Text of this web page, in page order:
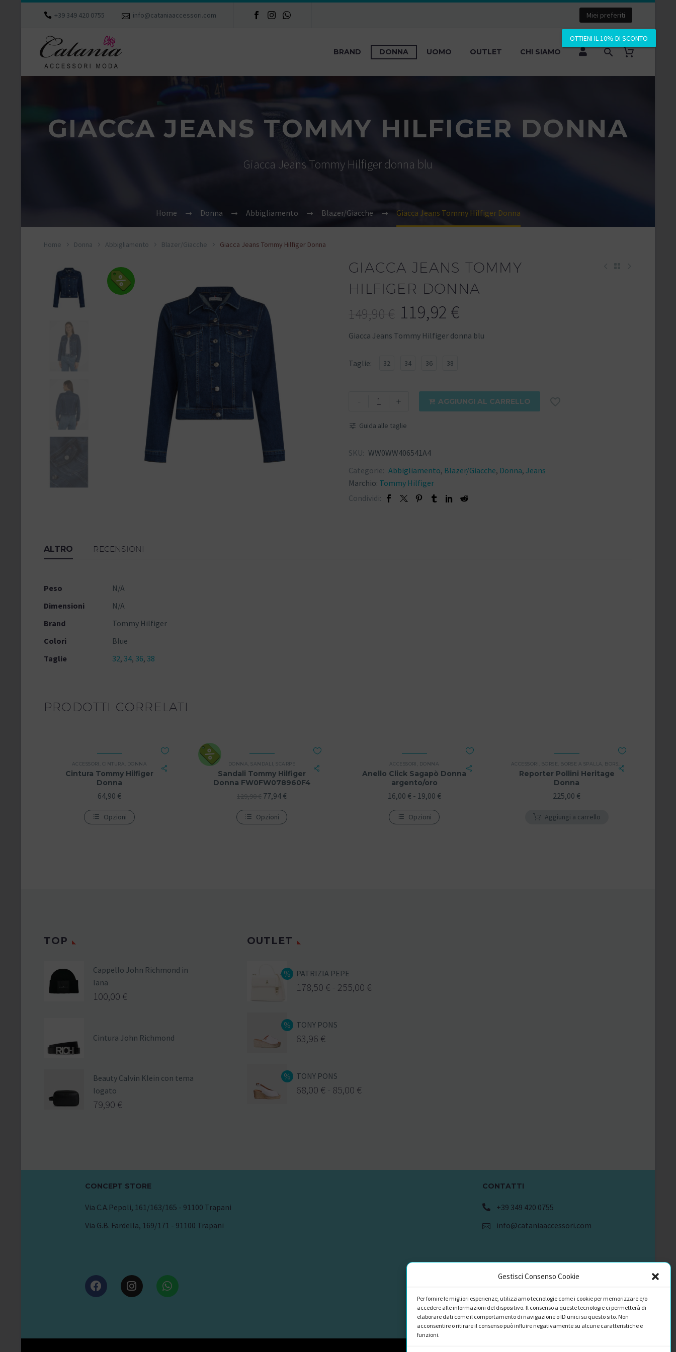
Gestisci Consenso Cookie
Per fornire le migliori esperienze, utilizziamo tecnologie come i cookie per memorizzare e/o
accedere alle informazioni del dispositivo. Il consenso a queste tecnologie ci permetterà di
elaborare dati come il comportamento di navigazione o ID unici su questo sito. Non
acconsentire o ritirare il consenso può influire negativamente su alcune caratteristiche e
funzioni.
OTTIENI IL 10% DI SCONTO
+39 349 420 0755 info@cataniaaccessori.com Miei preferiti
BRAND DONNA UOMO OUTLET CHI SIAMO
GIACCA JEANS TOMMY HILFIGER DONNA
Giacca Jeans Tommy Hilfiger donna blu
Home Donna Abbigliamento Blazer/Giacche Giacca Jeans Tommy Hilfiger Donna
Home Donna Abbigliamento Blazer/Giacche Giacca Jeans Tommy Hilfiger Donna
GIACCA JEANS TOMMY
HILFIGER DONNA
149,90€ 119,92 €
Giacca Jeans Tommy Hilfiger donna blu
Taglie 32 34 36 38
- +  AGGIUNGI AL CARRELLO
Guida alle taglie
SKU: WW0WW406541A4
Categorie: Abbigliamento, Blazer/Giacche, Donna, Jeans
Marchio: Tommy Hilfiger
Condividi:
ALTRO RECENSIONI
Peso
N/A
Dimensioni
N/A
Brand
Tommy Hilfiger
Colori
Blue
Taglie
32, 34, 36, 38
PRODOTTI CORRELATI
ACCESSORI CINTURA DONNA
Cintura Tommy Hilfiger
Donna
64,90 €
Opzioni
DONNA ,SANDALI ,SCARPE
Sandali Tommy Hilfiger
Donna FW0FW078960F4
129,90€ 77,94 €
Opzioni
ACCESSORI DONNA
Anello Click Sagapò Donna
argento/oro
16,00 € - 19,00 €
Opzioni
ACCESSORI BORSE BORSE A SPALLA BORSE A TRACOLLA
Reporter Pollini Heritage
Donna
225,00 €
Aggiungi a carrello
TOP
Cappello John Richmond in
lana
100,00 €
Cintura John Richmond
Beauty Calvin Klein con tema
logato
79,90 €
OUTLET
PATRIZIA PEPE
178,50 € 255,00 €
TONY PONS
63,96 €
TONY PONS
68,00 € 85,00 €
CONCEPT STORE
Via C.A.Pepoli, 161/163/165 - 91100 Trapani
Via G.B. Fardella, 169/171 - 91100 Trapani
CONTATTI
+39 349 420 0755
info@cataniaaccessori.com